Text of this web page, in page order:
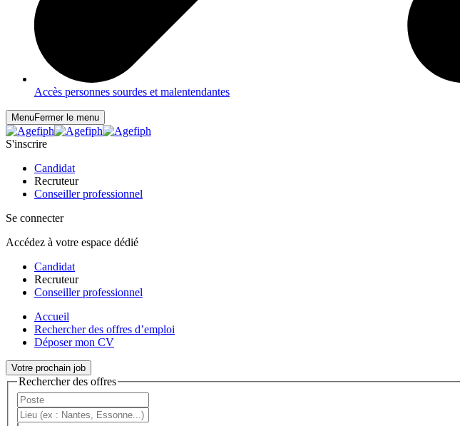
Accès personnes sourdes et malentendantes
MenuFermer le menu
S'inscrire
Candidat
Recruteur
Conseiller professionnel
Se connecter
Accédez à votre espace dédié
Candidat
Recruteur
Conseiller professionnel
Accueil
Rechercher des offres d’emploi
Déposer mon CV
Votre prochain job
Rechercher des offres